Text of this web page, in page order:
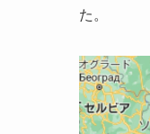
た。